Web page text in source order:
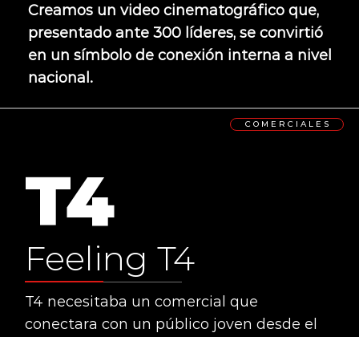
Creamos un video cinematográfico que,
presentado ante 300 líderes, se convirtió
en un símbolo de conexión interna a nivel
nacional.
T4
Feeling T4
T4 necesitaba un comercial que
conectara con un público joven desde el
C O M E R C I A L E S